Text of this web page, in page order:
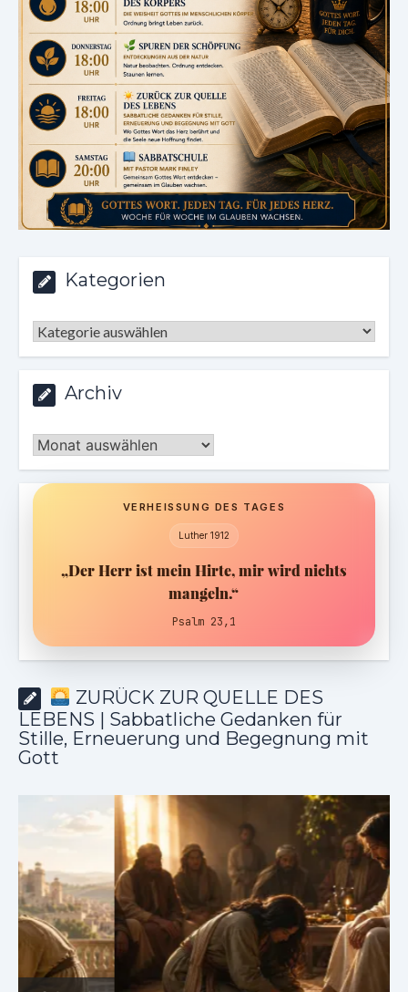
Kategorien
Kategorien
Archiv
Archiv
VERHEISSUNG DES TAGES
Luther 1912
„Der Herr ist mein Hirte, mir wird nichts
mangeln.“
Psalm 23,1
ZURÜCK ZUR QUELLE DES
LEBENS | Sabbatliche Gedanken für
Stille, Erneuerung und Begegnung mit
Gott